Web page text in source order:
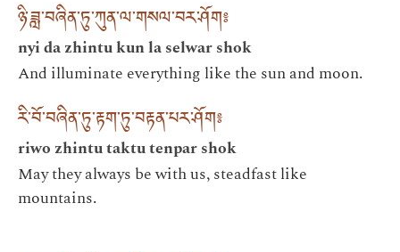
ཉི་ཟླ་བཞིན་ཏུ་ཀུན་ལ་གསལ་བར་ཤོག༔
nyi da zhintu kun la selwar shok
And illuminate everything like the sun and moon.
རི་བོ་བཞིན་ཏུ་རྟག་ཏུ་བརྟན་པར་ཤོག༔
riwo zhintu taktu tenpar shok
May they always be with us, steadfast like
mountains.